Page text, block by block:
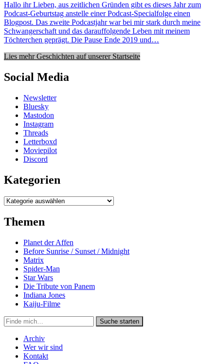
Hallo ihr Lieben, aus zeitlichen Gründen gibt es dieses Jahr zum
Podcast-Geburtstag anstelle einer Podcast-Specialfolge einen
Blogpost. Das zweite Podcastjahr war bei mir stark durch meine
Schwangerschaft und das darauffolgende Leben mit meinem
Töchterchen geprägt. Die Pause Ende 2019 und…
Lies mehr Geschichten auf unserer Startseite
Social Media
Newsletter
Bluesky
Mastodon
Instagram
Threads
Letterboxd
Moviepilot
Discord
Kategorien
Kategorien
Themen
Planet der Affen
Before Sunrise / Sunset / Midnight
Matrix
Spider-Man
Star Wars
Die Tribute von Panem
Indiana Jones
Kaiju-Filme
Suche
in
https://secondunit-
podcast.de/
Suche starten
Archiv
Wer wir sind
Kontakt